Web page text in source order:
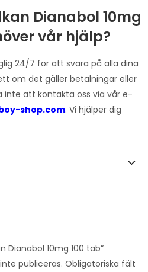
Dianabol 10mg
vår hjälp?
24/7 för att svara på alla dina
om det gäller betalningar eller
inte att kontakta oss via vår e-
shop.com. Vi hjälper dig
Dianabol 10mg 100 tab”
publiceras. Obligatoriska fält